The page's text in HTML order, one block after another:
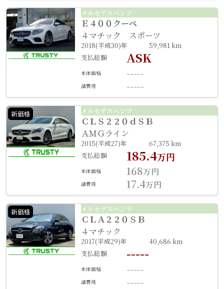
メルセデスベンツ
Ｅ４００クーペ
４マチック スポーツ
2018(平成30)年
59,981 km
支払総額
ASK
本体価格 -----
諸費用 -----
新価格 メルセデスベンツ
ＣＬＳ２２０ｄＳＢ
ＡＭＧライン
2015(平成27)年
67,375 km
支払総額
185.4万円
本体価格 168万円
諸費用 17.4万円
新価格 メルセデスベンツ
ＣＬＡ２２０ＳＢ
４マチック
2017(平成29)年
40,686 km
支払総額
-----
本体価格 -----
諸費用 -----